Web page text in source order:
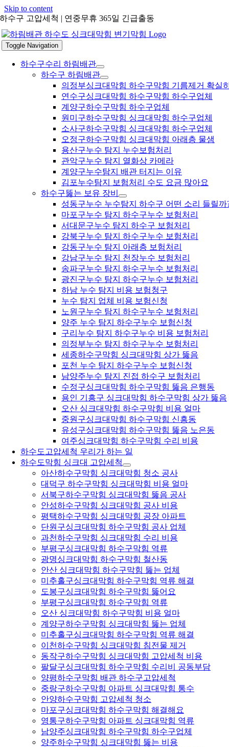
Skip to content
하수구 고압세척 | 연중무휴 365일 긴급출동
Toggle Navigation
하수구수리 하림배관
하수구 하림배관
의정부싱크대막힘 하수구막힘 기름제거 확실
연수구싱크대막힘 하수구막힘 하수구업체
계양구하수구막힘 하수구업체
원미구하수구막힘 싱크대막힘 하수구업체
소사구하수구막힘 싱크대막힘 하수구업체
오정구하수구막힘 싱크대막힘 아래층 물샘
용산구누수 탐지 누수보험처리
관악구누수 탐지 열화상 카메라
계양구누수탐지 배관 터지는 이유
김포누수탐지 보험처리 수도 요금 많아요
하수구뚫는 보유 장비
성동구누수 누수탐지 하수구 어떤 소리 들릴까
마포구누수 탐지 하수구누수 보험처리
서대문구누수 탐지 하수구 보험처리
강북구누수 탐지 하수구누수 보험처리
강동구누수 탐지 아래층 보험처리
강남구누수 탐지 천장누수 보험처리
송파구누수 탐지 하수구누수 보험처리
광진구누수 탐지 하수구누수 보험처리
하남 누수 탐지 비용 보험청구
누수 탐지 업체 비용 보험신청
노원구누수 탐지 하수구누수 보험처리
양주 누수 탐지 하수구누수 보험신청
구리누수 탐지 하수구누수 비용 보험처리
의정부누수 탐지 하수구누수 보험처리
세종하수구막힘 싱크대막힘 상가 뚫음
포천 누수 탐지 하수구누수 보험신청
남양주누수 탐지 진접 하수구 보험처리
수정구싱크대막힘 하수구막힘 뚫음 은행동
용인 기흥구 싱크대막힘 하수구막힘 상가 뚫음
오산 싱크대막힘 하수구막힘 비용 얼마
중원구싱크대막힘 하수구막힘 신흥동
유성구싱크대막힘 하수구막힘 뚫음 노은동
여주싱크대막힘 하수구막힘 수리 비용
하수도고압세척 우리가 하는 일
하수도막힘 싱크대 고압세척
아산하수구막힘 싱크대막힘 청소 공사
대덕구 하수구막힘 싱크대막힘 비용 얼마
서북구하수구막힘 싱크대막힘 뚫음 공사
안성하수구막힘 싱크대막힘 공사 비용
평택하수구막힘 싱크대막힘 공장 아파트
단원구싱크대막힘 하수구막힘 공사 업체
과천하수구막힘 싱크대막힘 수리 비용
부평구싱크대막힘 하수구막힘 역류
광명싱크대막힘 하수구막힘 철산동
안산 싱크대막힘 하수구막힘 뚫는 업체
미추홀구싱크대막힘 하수구막힘 역류 해결
도봉구싱크대막힘 하수구막힘 뚫어요
부평구싱크대막힘 하수구막힘 역류
오산 싱크대막힘 하수구막힘 비용 얼마
계양구하수구막힘 싱크대막힘 뚫는 업체
미추홀구싱크대막힘 하수구막힘 역류 해결
이천하수구막힘 싱크대막힘 침전물 제거
동작구하수구막힘 싱크대막힘 고압세척 비용
팔달구싱크대막힘 하수구막힘 수리비 공동부담
양평하수구막힘 배관 하수구고압세척
중랑구하수구막힘 아파트 싱크대막힘 통수
안양하수구막힘 고압세척 청소
마포구싱크대막힘 하수구막힘 해결해요
영통구하수구막힘 아파트 싱크대막힘 역류
남양주싱크대막힘 하수구막힘 하수구업체
양주하수구막힘 싱크대막힘 뚫는 비용